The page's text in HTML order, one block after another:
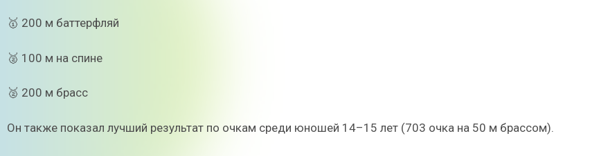
🥇 200 м баттерфляй
🥈 100 м на спине
🥈 200 м брасс
Он также показал лучший результат по очкам среди юношей 14–15 лет (703 очка на 50 м брассом).